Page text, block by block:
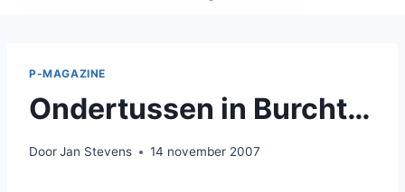
P-MAGAZINE
Ondertussen in Burcht…
DoorJan Stevens 14 november 2007